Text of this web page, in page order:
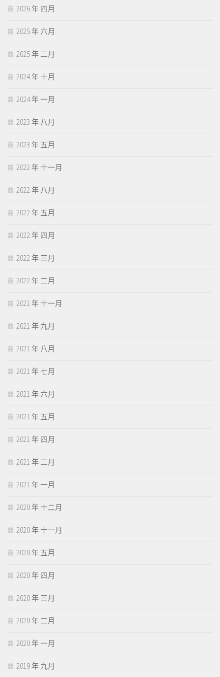
2026 年 四月
2025 年 六月
2025 年 二月
2024 年 十月
2024 年 一月
2023 年 八月
2023 年 五月
2022 年 十一月
2022 年 八月
2022 年 五月
2022 年 四月
2022 年 三月
2022 年 二月
2021 年 十一月
2021 年 九月
2021 年 八月
2021 年 七月
2021 年 六月
2021 年 五月
2021 年 四月
2021 年 二月
2021 年 一月
2020 年 十二月
2020 年 十一月
2020 年 五月
2020 年 四月
2020 年 三月
2020 年 二月
2020 年 一月
2019 年 九月